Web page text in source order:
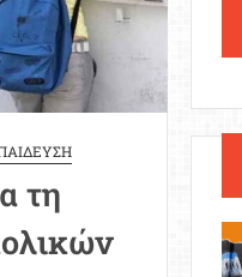
τη